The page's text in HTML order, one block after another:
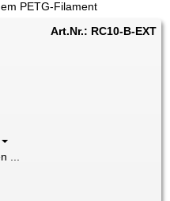
PETG-Filament
Art.Nr.: RC10-B-EXT
...